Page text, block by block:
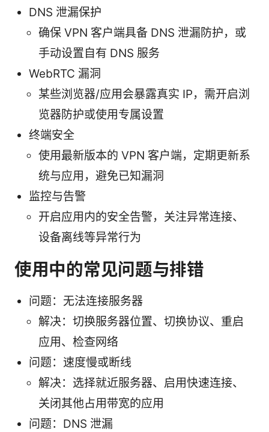
DNS 泄漏保护
确保 VPN 客户端具备 DNS 泄漏防护，或
手动设置自有 DNS 服务
WebRTC 漏洞
某些浏览器/应用会暴露真实 IP，需开启浏
览器防护或使用专属设置
终端安全
使用最新版本的 VPN 客户端，定期更新系
统与应用，避免已知漏洞
监控与告警
开启应用内的安全告警，关注异常连接、
设备离线等异常行为
使用中的常见问题与排错
问题：无法连接服务器
解决：切换服务器位置、切换协议、重启
应用、检查网络
问题：速度慢或断线
解决：选择就近服务器、启用快速连接、
关闭其他占用带宽的应用
问题：DNS 泄漏